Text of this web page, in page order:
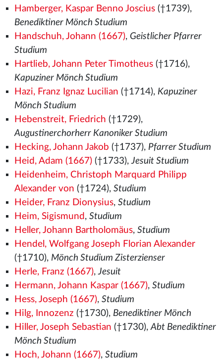
Hamberger, Kaspar Benno Joscius(†1739),
Benediktiner Mönch Studium
Handschuh, Johann (1667), Geistlicher Pfarrer
Studium
Hartlieb, Johann Peter Timotheus(†1716),
Kapuziner Mönch Studium
Hazi, Franz Ignaz Lucilian (†1714), Kapuziner
Mönch Studium
Hebenstreit, Friedrich (†1729),
Augustinerchorherr Kanoniker Studium
Hecking, Johann Jakob (†1737), Pfarrer Studium
Heid, Adam (1667)(†1733),Jesuit Studium
Heidenheim, Christoph Marquard Philipp
Alexander von (†1724), Studium
Heider, Franz Dionysius, Studium
Heim, Sigismund , Studium
Heller, Johann Bartholomäus, Studium
Hendel, Wolfgang Joseph Florian Alexander
(†1710), Mönch Studium Zisterzienser
Herle, Franz (1667),Jesuit
Hermann, Johann Kaspar (1667), Studium
Hess, Joseph (1667), Studium
Hilg, Innozenz (†1730), Benediktiner Mönch
Hiller, Joseph Sebastian (†1730),Abt Benediktiner
Mönch Studium
Hoch, Johann (1667), Studium